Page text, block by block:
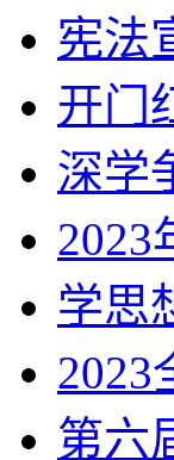
宪法
开门
深学
2023
学思
2023
第六